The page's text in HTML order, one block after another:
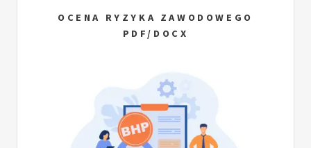
OCENA RYZYKA ZAWODOWEGO
PDF/DOCX